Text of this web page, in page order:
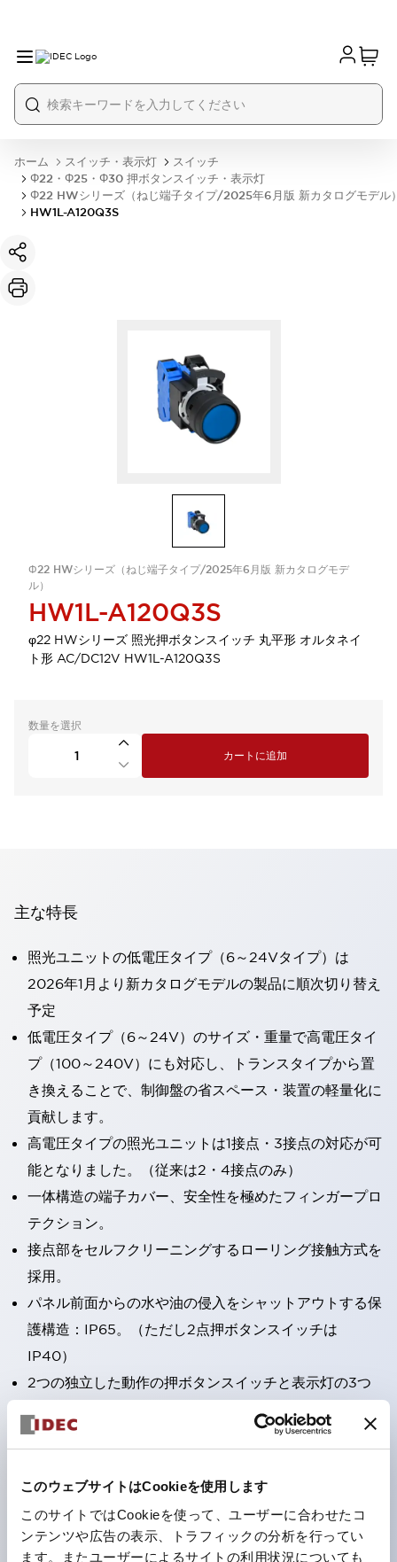
このウェブサイトはCookieを使用します
このサイトではCookieを使って、ユーザーに合わせたコ
ンテンツや広告の表示、トラフィックの分析を行ってい
ます。またユーザーによるサイトの利用状況についても
ホーム スイッチ・表示灯
スイッチ
Φ22・Φ25・Φ30 押ボタンスイッチ・表示灯
Φ22 HWシリーズ（ねじ端子タイプ/2025年6月版 新カタログモデル
HW1L-A120Q3S
Φ22 HWシリーズ（ねじ端子タイプ/2025年6月版 新カタログモデ
ル）
HW1L-A120Q3S
φ22 HWシリーズ 照光押ボタンスイッチ 丸平形 オルタネイ
ト形 AC/DC12V HW1L-A120Q3S
数量を選択
カートに追加
主な特長
照光ユニットの低電圧タイプ（6～24Vタイプ）は
2026年1月より新カタログモデルの製品に順次切り替え
予定
低電圧タイプ（6～24V）のサイズ・重量で高電圧タイ
プ（100～240V）にも対応し、トランスタイプから置
き換えることで、制御盤の省スペース・装置の軽量化に
貢献します。
高電圧タイプの照光ユニットは1接点・3接点の対応が可
能となりました。（従来は2・4接点のみ）
一体構造の端子カバー、安全性を極めたフィンガープロ
テクション。
接点部をセルフクリーニングするローリング接触方式を
採用。
パネル前面からの水や油の侵入をシャットアウトする保
護構造：IP65。（ただし2点押ボタンスイッチは
IP40）
2つの独立した動作の押ボタンスイッチと表示灯の3つ
の機能を1つのスイッチで可能にした2点押ボタンスイッ
チも完備。
1つで6色の役をこなすLED球（LSRD球）。これまで色
ごとに分かれていたLED球を、1色のLED球で各色を表
現できるようにしました。